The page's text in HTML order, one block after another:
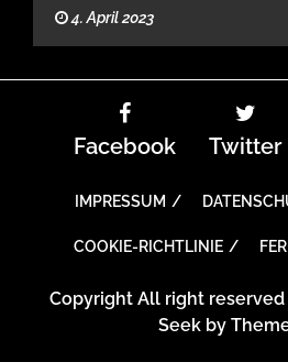
4. April 2023
Facebook Twitter
IMPRESSUM
COOKIE-RICHTLINIE
Copyright All right
Seek by